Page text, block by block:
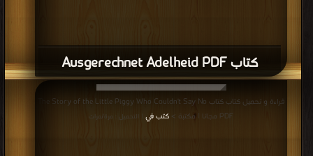
كتاب Ausgerechnet Adelheid PDF
قراءة و تحميل كتاب كتاب The Story of the Little Piggy Who Couldn't Say No
PDF مجانا | مكتبة >
كتب في | التحميل : مرة/مرات